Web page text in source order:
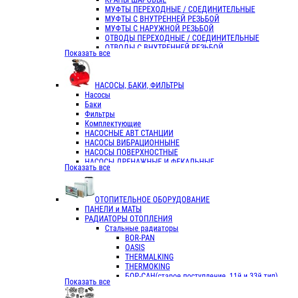
МУФТЫ ПЕРЕХОДНЫЕ / СОЕДИНИТЕЛЬНЫЕ
МУФТЫ С ВНУТРЕННЕЙ РЕЗЬБОЙ
МУФТЫ С НАРУЖНОЙ РЕЗЬБОЙ
ОТВОДЫ ПЕРЕХОДНЫЕ / СОЕДИНИТЕЛЬНЫЕ
ОТВОДЫ С ВНУТРЕННЕЙ РЕЗЬБОЙ
ОТВОДЫ С НАРУЖНОЙ РЕЗЬБОЙ
ТРОЙНИКИ ПЕРЕХОДНЫЕ / СОЕДИНИТЕЛЬНЫЕ
ТРОЙНИКИ С ВНУТРЕННЕЙ РЕЗЬБОЙ
КОЛЬЦА РЕЗИНОВЫЕ
ТРУБЫ НАПОРНЫЕ
ТРУБЫ ГОФРИРОВАННЫЕ ДВУХСЛ.
ТРУБЫ ПОЛИЭТИЛЕНОВЫЕ
Показать все
НАСОСЫ, БАКИ, ФИЛЬТРЫ
Насосы
Баки
Фильтры
Комплектующие
НАСОСНЫЕ АВТ СТАНЦИИ
НАСОСЫ ВИБРАЦИОННЫНЕ
НАСОСЫ ПОВЕРХНОСТНЫЕ
НАСОСЫ ДРЕНАЖНЫЕ И ФЕКАЛЬНЫЕ
НАСОСЫ ПОВЫСИТ и ЦИРКУЛЯЦИОННЫЕ
НАСОСЫ СКВАЖИННЫЕ
Показать все
ОТОПИТЕЛЬНОЕ ОБОРУДОВАНИЕ
ПАНЕЛИ и МАТЫ
РАДИАТОРЫ ОТОПЛЕНИЯ
Стальные радиаторы
BOR-PAN
OASIS
THERMALKING
THERMOKING
БОР-САН(старое поступление, 11й и 33й тип)
Показать все